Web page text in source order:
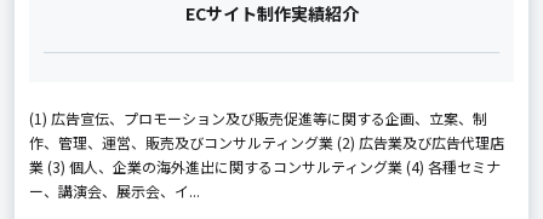
ECサイト制作実績紹介
(1) 広告宣伝、プロモーション及び販売促進等に関する企画、立案、制
作、管理、運営、販売及びコンサルティング業 (2) 広告業及び広告代理店
業 (3) 個人、企業の海外進出に関するコンサルティング業 (4) 各種セミナ
ー、講演会、展示会、イ...